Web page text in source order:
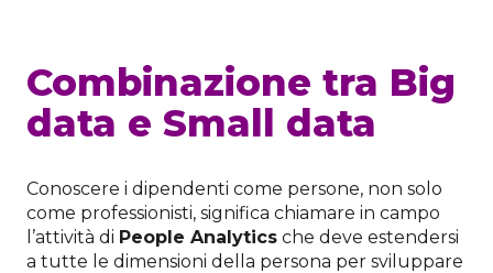
Combinazione tra Big
data e Small data
Conoscere i dipendenti come persone, non solo
come professionisti, significa chiamare in campo
l’attività di People Analytics che deve estendersi
a tutte le dimensioni della persona per sviluppare